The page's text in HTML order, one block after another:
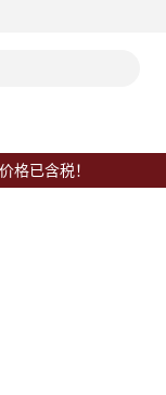
格已含税！